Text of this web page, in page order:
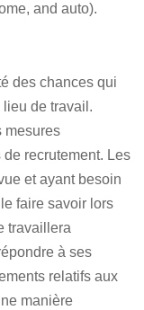
and auto).
des chances qui
de travail.
mesures
recrutement. Les
et ayant besoin
faire savoir lors
travaillera
à ses
relatifs aux
manière